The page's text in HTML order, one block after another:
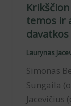
temos ir
Laurynas
Simonas
Sungaila
Jacevičius